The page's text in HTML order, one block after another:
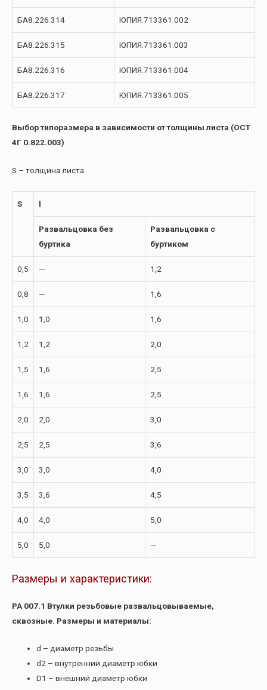
БА8.226.314 ЮПИЯ.713361.002
БА8.226.315 ЮПИЯ.713361.003
БА8.226.316 ЮПИЯ.713361.004
БА8.226.317 ЮПИЯ.713361.005
Выбор типоразмера в зависимости от толщины листа (ОСТ
4Г 0.822.003)
S – толщина листа
S l
Развальцовка без
буртика
Развальцовка с
буртиком
0,5 — 1,2
0,8 — 1,6
1,0 1,0 1,6
1,2 1,2 2,0
1,5 1,6 2,5
1,6 1,6 2,5
2,0 2,0 3,0
2,5 2,5 3,6
3,0 3,0 4,0
3,5 3,6 4,5
4,0 4,0 5,0
5,0 5,0 —
Размеры и характеристики:
РА 007.1 Втулки резьбовые развальцовываемые,
сквозные. Размеры и материалы:
d – диаметр резьбы
d2 – внутренний диаметр юбки
D1 – внешний диаметр юбки